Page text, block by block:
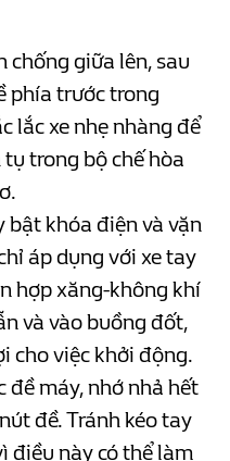
chống giữa lên, sau
phía trước trong
lắc xe nhẹ nhàng để
trong bộ chế hòa
bật khóa điện và vặn
áp dụng với xe tay
hợp xăng-không khí
và vào buồng đốt,
cho việc khởi động.
đề máy, nhớ nhả hết
đề. Tránh kéo tay
điều này có thể làm